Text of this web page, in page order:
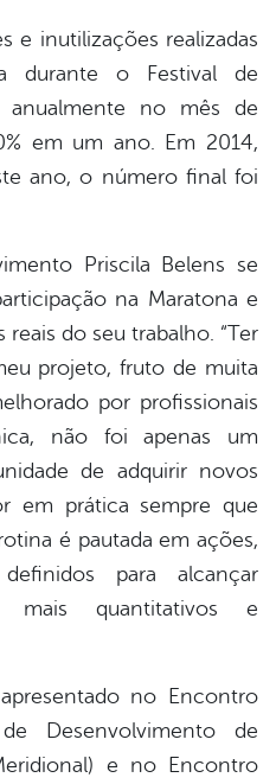
e inutilizações realizadas
durante o Festival de
anualmente no mês de
em um ano. Em 2014,
ano, o número final foi
Priscila Belens se
na Maratona e
do seu trabalho. “Ter
projeto, fruto de muita
por profissionais
não foi apenas um
de adquirir novos
em prática sempre que
é pautada em ações,
para alcançar
mais quantitativos e
no Encontro
Desenvolvimento de
e no Encontro